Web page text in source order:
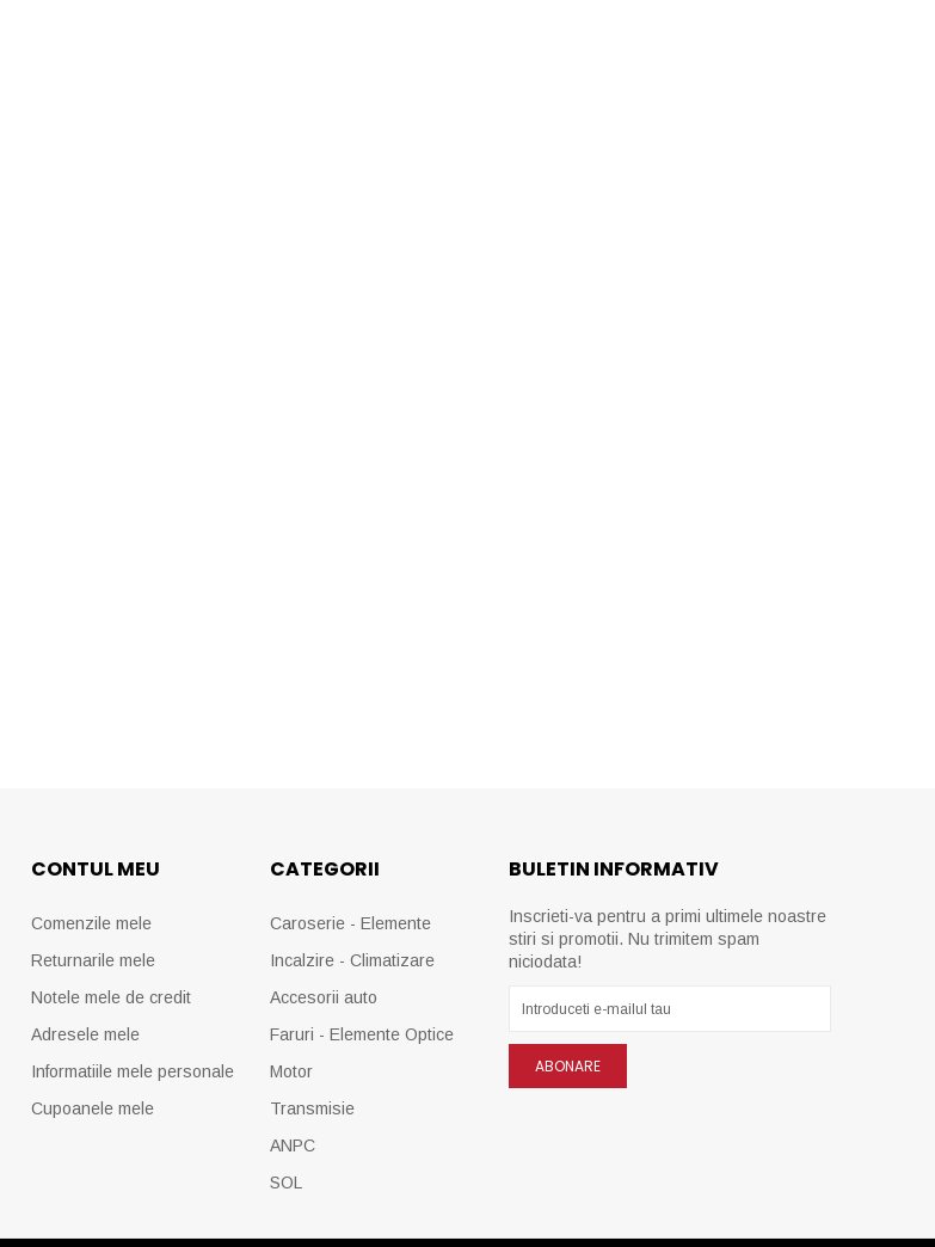
CONTUL MEU
Comenzile mele
Returnarile mele
Notele mele de credit
Adresele mele
Informatiile mele personale
Cupoanele mele
CATEGORII
Caroserie - Elemente
Incalzire - Climatizare
Accesorii auto
Faruri - Elemente Optice
Motor
Transmisie
ANPC
SOL
BULETIN INFORMATIV
Inscrieti-va pentru a primi ultimele noastre
stiri si promotii. Nu trimitem spam
niciodata!
ABONARE